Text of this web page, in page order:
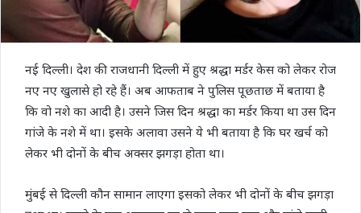
नई दिल्ली। देश की राजधानी दिल्ली में हुए श्रद्धा मर्डर केस को लेकर रोज
नए नए खुलासे हो रहे हैं। अब आफताब ने पुलिस पूछताछ में बताया है
कि वो नशे का आदी है। उसने जिस दिन श्रद्धा का मर्डर किया था उस दिन
गांजे के नशे में था। इसके अलावा उसने ये भी बताया है कि घर खर्च को
लेकर भी दोनों के बीच अक्सर झगड़ा होता था।
मुंबई से दिल्ली कौन सामान लाएगा इसको लेकर भी दोनों के बीच झगड़ा